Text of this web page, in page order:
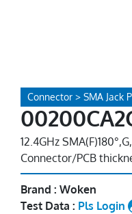
Connector > SMA Jack
12.4GHz
Connector/PCB
Brand : Woken
Test Data : Pls Login